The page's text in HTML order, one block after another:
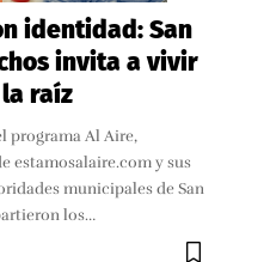
identidad: San
invita a vivir
raíz
programa Al Aire,
estamosalaire.com y sus
municipales de San
los…